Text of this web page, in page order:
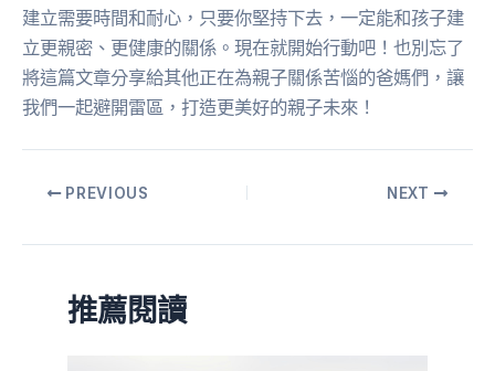
建立需要時間和耐心，只要你堅持下去，一定能和孩子建
立更親密、更健康的關係。現在就開始行動吧！也別忘了
將這篇文章分享給其他正在為親子關係苦惱的爸媽們，讓
我們一起避開雷區，打造更美好的親子未來！
PREVIOUS NEXT
推薦閱讀